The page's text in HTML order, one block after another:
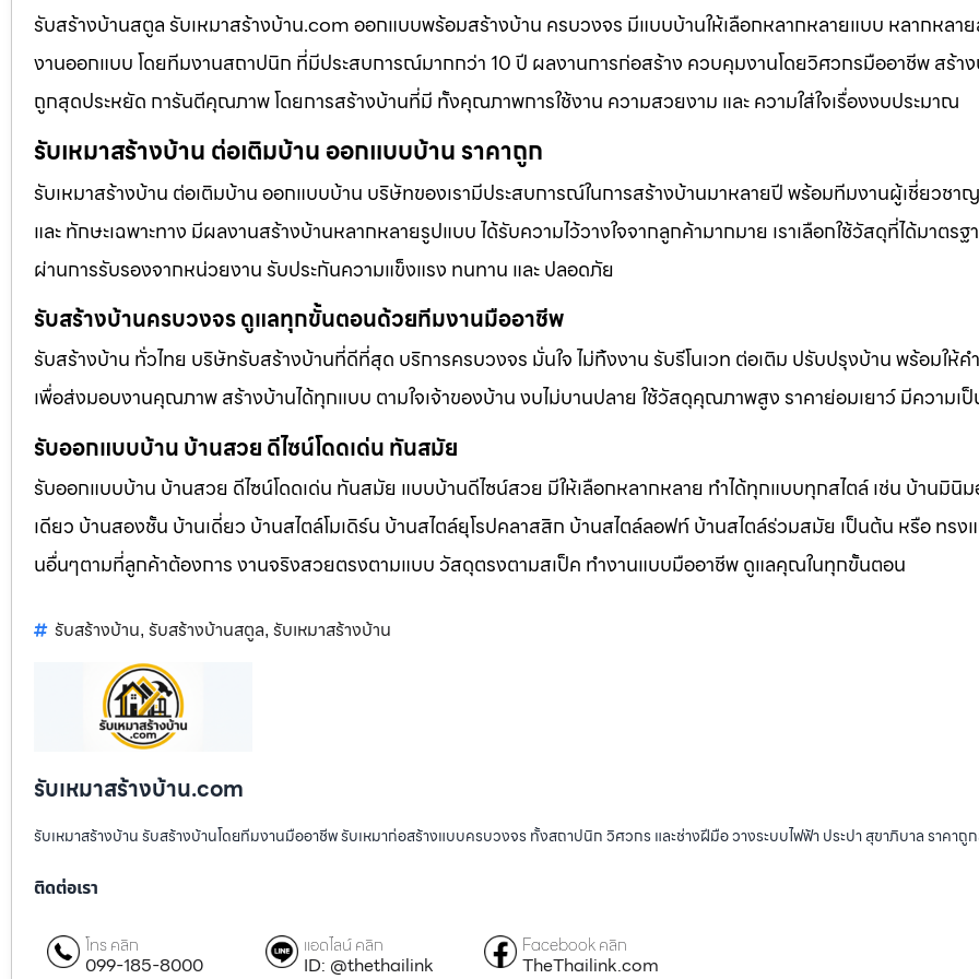
รับสร้างบ้านสตูล รับเหมาสร้างบ้าน.com ออกแบบพร้อมสร้างบ้าน ครบวงจร มีแบบบ้านให้เลือกหลากหลายแบบ หลากหลา
งานออกแบบ โดยทีมงานสถาปนิก ที่มีประสบการณ์มากกว่า 10 ปี ผลงานการก่อสร้าง ควบคุมงานโดยวิศวกรมืออาชีพ สร้าง
ถูกสุดประหยัด การันตีคุณภาพ โดยการสร้างบ้านที่มี ทั้งคุณภาพการใช้งาน ความสวยงาม และ ความใส่ใจเรื่องงบประมาณ
รับเหมาสร้างบ้าน ต่อเติมบ้าน ออกแบบบ้าน ราคาถูก
รับเหมาสร้างบ้าน ต่อเติมบ้าน ออกแบบบ้าน บริษัทของเรามีประสบการณ์ในการสร้างบ้านมาหลายปี พร้อมทีมงานผู้เชี่ยวชา
และ ทักษะเฉพาะทาง มีผลงานสร้างบ้านหลากหลายรูปแบบ ได้รับความไว้วางใจจากลูกค้ามากมาย เราเลือกใช้วัสดุที่ได้มาตรฐ
ผ่านการรับรองจากหน่วยงาน รับประกันความแข็งแรง ทนทาน และ ปลอดภัย
รับสร้างบ้านครบวงจร ดูแลทุกขั้นตอนด้วยทีมงานมืออาชีพ
รับสร้างบ้าน ทั่วไทย บริษัทรับสร้างบ้านที่ดีที่สุด บริการครบวงจร มั่นใจ ไม่ทิ้งงาน รับรีโนเวท ต่อเติม ปรับปรุงบ้าน พร้อมให้ค
เพื่อส่งมอบงานคุณภาพ สร้างบ้านได้ทุกแบบ ตามใจเจ้าของบ้าน งบไม่บานปลาย ใช้วัสดุคุณภาพสูง ราคาย่อมเยาว์ มีความเ
รับออกแบบบ้าน บ้านสวย ดีไซน์โดดเด่น ทันสมัย
รับออกแบบบ้าน บ้านสวย ดีไซน์โดดเด่น ทันสมัย แบบบ้านดีไซน์สวย มีให้เลือกหลากหลาย ทำได้ทุกแบบทุกสไตล์ เช่น บ้านมินิ
เดียว บ้านสองชั้น บ้านเดี่ยว บ้านสไตล์โมเดิร์น บ้านสไตล์ยุโรปคลาสสิก บ้านสไตล์ลอฟท์ บ้านสไตล์ร่วมสมัย เป็นต้น หรือ ทรง
นอื่นๆตามที่ลูกค้าต้องการ งานจริงสวยตรงตามแบบ วัสดุตรงตามสเป็ค ทำงานแบบมืออาชีพ ดูแลคุณในทุกขั้นตอน
รับสร้างบ้าน, รับสร้างบ้านสตูล, รับเหมาสร้างบ้าน
รับเหมาสร้างบ้าน.com
รับเหมาสร้างบ้าน รับสร้างบ้านโดยทีมงานมืออาชีพ รับเหมาก่อสร้างแบบครบวงจร ทั้งสถาปนิก วิศวกร และช่างฝีมือ วางระบบไฟฟ้า ประปา สุขาภิบาล ราคาถู
ติดต่อเรา
โทร คลิก
099-185-8000
แอดไลน์ คลิก
ID: @thethailink
Facebook คลิก
TheThailink.com